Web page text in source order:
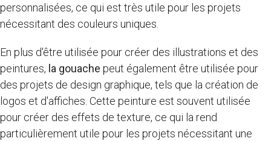
personnalisées, ce qui est très utile pour les projets
nécessitant des couleurs uniques.
En plus d'être utilisée pour créer des illustrations et des
peintures, la gouache peut également être utilisée pour
des projets de design graphique, tels que la création de
logos et d'affiches. Cette peinture est souvent utilisée
pour créer des effets de texture, ce qui la rend
particulièrement utile pour les projets nécessitant une